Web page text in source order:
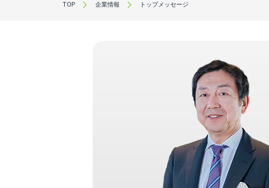
TOP 企業情報 トップメッセージ